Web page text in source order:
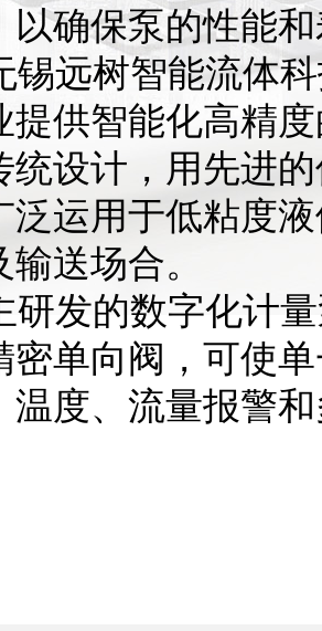
以确保泵的性能
远树智能流体
提供智能化高精
统设计，用先进
泛运用于低粘度
送场合。
发的数字化计量
密单向阀，可使
温度、流量报警